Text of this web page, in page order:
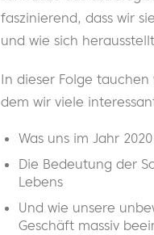
faszinierend, dass wir
und wie sich
In dieser Folge
dem wir viele
Was uns im Jahr
Die Bedeutung der
Lebens
Und wie unsere
Geschäft massiv